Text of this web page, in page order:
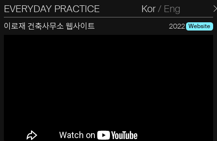
EVERYDAY PRACTICE
일상의실천 Kor/ Eng
이로재 건축사무소 웹사이트 2022 Website